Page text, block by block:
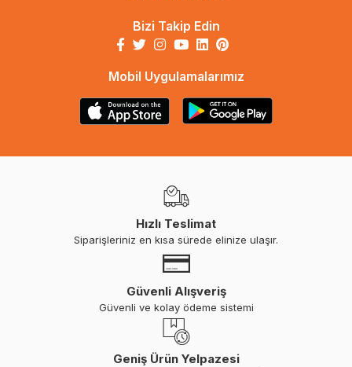
Bizi Takip Edin
Mobil Uygulamalarımız
Hızlı Teslimat
Siparişleriniz en kısa sürede elinize ulaşır.
Güvenli Alışveriş
Güvenli ve kolay ödeme sistemi
Geniş Ürün Yelpazesi